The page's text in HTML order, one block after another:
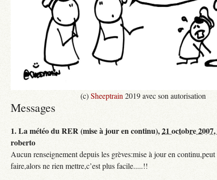
(c)Sheeptrain 2019 avec son autorisation
Messages
1.La météo du RER (mise à jour en continu),21 octobre
roberto
Aucun renseignement depuis les grèves:mise à jour en
faire,alors ne rien mettre,c’est plus facile.....!!